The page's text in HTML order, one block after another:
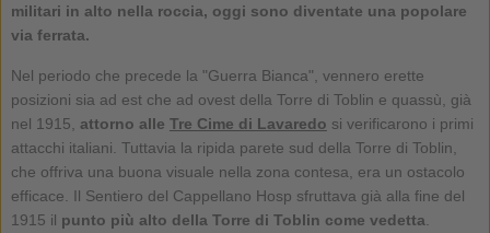
militari in alto nella roccia, oggi sono diventate una popolare
via ferrata.
Nel periodo che precede la "Guerra Bianca", vennero erette
posizioni sia ad est che ad ovest della Torre di Toblin e quassù, già
nel 1915, attorno alle Tre Cime di Lavaredo si verificarono i primi
attacchi italiani. Tuttavia la ripida parete sud della Torre di Toblin,
che offriva una buona visuale nella zona contesa, era un ostacolo
efficace. Il Sentiero del Cappellano Hosp sfruttava già alla fine del
1915 il punto più alto della Torre di Toblin come vedetta